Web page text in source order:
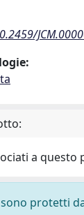
a questo
protetti